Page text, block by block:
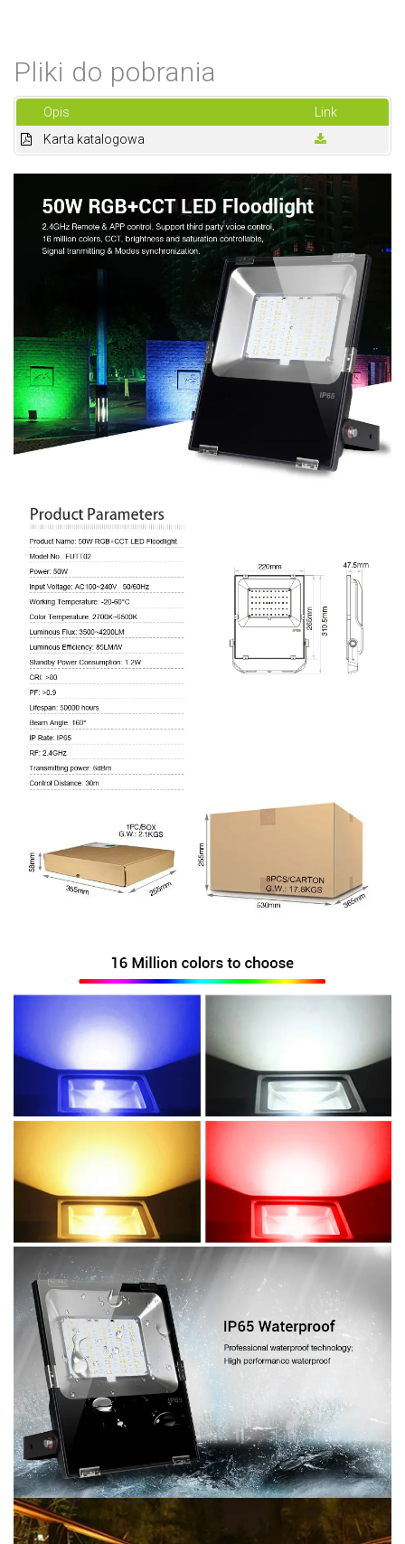
Pliki do pobrania
Opis
Link
Karta katalogowa